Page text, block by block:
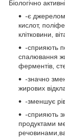
Біологічно
-є джерелом
кислот,
клітковини,
-сприяють
спалювання
ферментів,
-значно
жирових
-зменшує
-сприяють
продуктами